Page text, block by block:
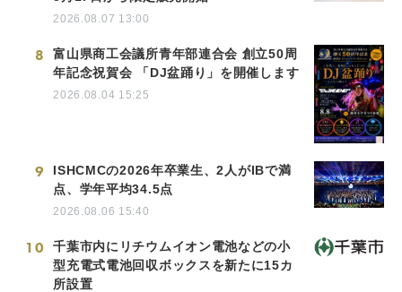
2026.08.07 13:00
8
富山県商工会議所青年部連合会 創立50周
年記念祝賀会 「DJ盆踊り」を開催します
2026.08.04 15:25
9
ISHCMCの2026年卒業生、2人がIBで満
点、学年平均34.5点
2026.08.06 15:40
10
千葉市内にリチウムイオン電池などの小
型充電式電池回収ボックスを新たに15カ
所設置